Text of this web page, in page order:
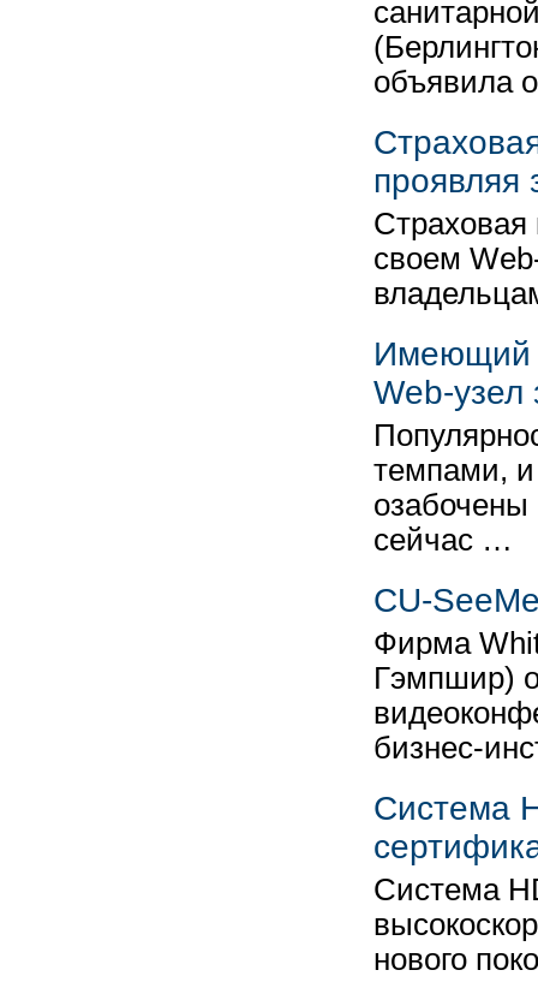
объявила
проявляя
Страховая
своем
Имеющий
Web-узел
темпами,
озабочены
сейчас …
CU-
Фирма
Гэмпшир)
бизнес-
Система
Система
нового